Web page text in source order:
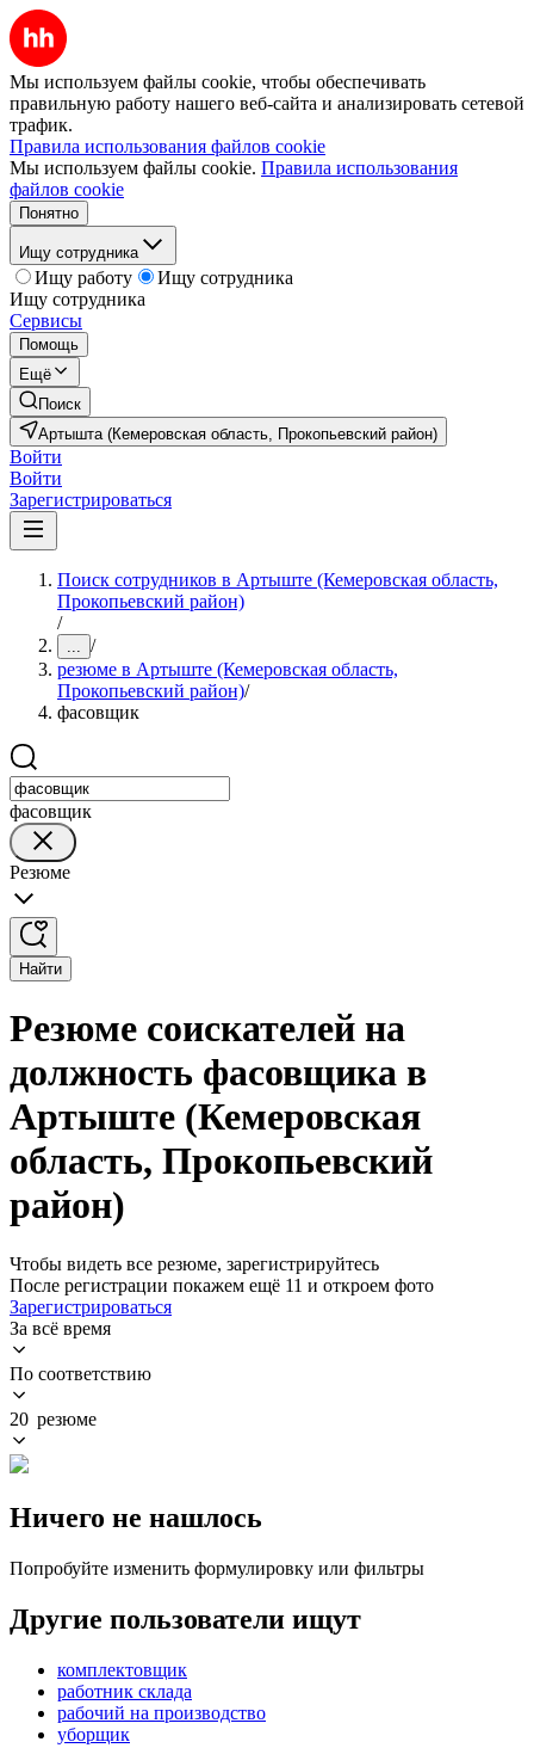
Мы используем файлы cookie, чтобы обеспечивать
правильную работу нашего веб-сайта и анализировать сетевой
трафик.
Правила использования файлов cookie
Мы используем файлы cookie. Правила использования
файлов cookie
Понятно
Ищу сотрудника
Ищу работу
Ищу сотрудника
Ищу сотрудника
Сервисы
Помощь
Ещё
Поиск
Артышта (Кемеровская область, Прокопьевский район)
Войти
Войти
Зарегистрироваться
Поиск сотрудников в Артыште (Кемеровская область,
Прокопьевский район)
/
... /
резюме в Артыште (Кемеровская область,
Прокопьевский район)/
фасовщик
фасовщик
Резюме
Найти
Резюме соискателей на
должность фасовщика в
Артыште (Кемеровская
область, Прокопьевский
район)
Чтобы видеть все резюме, зарегистрируйтесь
После регистрации покажем ещё 11 и откроем фото
Зарегистрироваться
За всё время
По соответствию
20 резюме
Ничего не нашлось
Попробуйте изменить формулировку или фильтры
Другие пользователи ищут
комплектовщик
работник склада
рабочий на производство
уборщик